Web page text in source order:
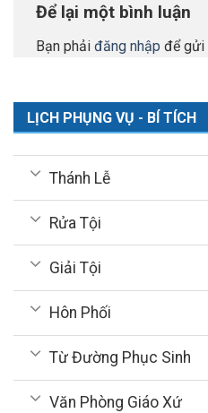
Để lại một bình luận
Bạn phải đăng nhập để gửi
LỊCH PHỤNG VỤ - BÍ TÍCH
Thánh Lễ
Rửa Tội
Giải Tội
Hôn Phối
Từ Đường Phục Sinh
Văn Phòng Giáo Xứ